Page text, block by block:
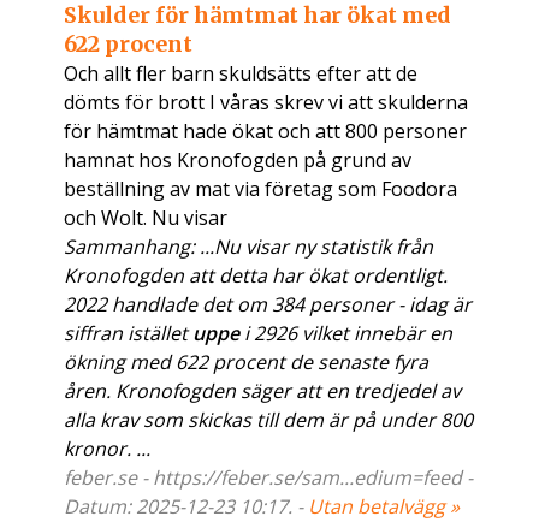
Skulder för hämtmat har ökat med
622 procent
Och allt fler barn skuldsätts efter att de
dömts för brott I våras skrev vi att skulderna
för hämtmat hade ökat och att 800 personer
hamnat hos Kronofogden på grund av
beställning av mat via företag som Foodora
och Wolt. Nu visar
Sammanhang: ...Nu visar ny statistik från
Kronofogden att detta har ökat ordentligt.
2022 handlade det om 384 personer - idag är
siffran iställetuppei 2926 vilket innebär en
ökning med 622 procent de senaste fyra
åren. Kronofogden säger att en tredjedel av
alla krav som skickas till dem är på under 800
kronor. ...
feber.se - https://feber.se/sam...edium=feed -
Datum: 2025-12-23 10:17. - Utan betalvägg »